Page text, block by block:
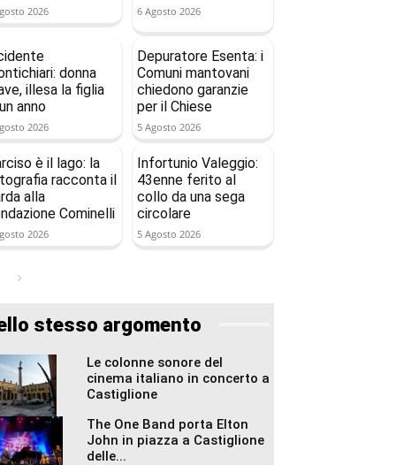
2026 6 Agosto 2026
donna
illesa la figlia
anno
2026
Depuratore Esenta: i
Comuni mantovani
chiedono garanzie
per il Chiese
5 Agosto 2026
è il lago: la
racconta il
alla
Cominelli
2026
Infortunio Valeggio:
43enne ferito al
collo da una sega
circolare
5 Agosto 2026
stesso argomento
Le colonne sonore del
cinema italiano in concerto a
Castiglione
The One Band porta Elton
John in piazza a Castiglione
delle...